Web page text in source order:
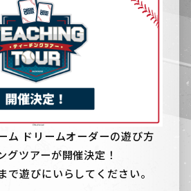
ム ドリームオーダーの遊び方
グツアーが開催決定！
で遊びにいらしてください。